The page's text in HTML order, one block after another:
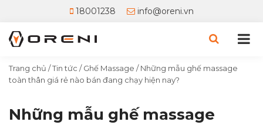
18001238 info@oreni.vn
Trang chủ /Tin tức /Ghế Massage /Những mẫu ghế massage
toàn thân giá rẻ nào bán đang chạy hiện nay?
Những mẫu ghế massage